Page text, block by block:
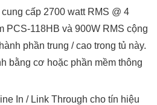
cấp 2700 watt RMS @ 4
PCS-118HB và 900W RMS cộng
phần trung / cao trong tủ này.
bằng cơ hoặc phần mềm thông
In / Link Through cho tín hiệu